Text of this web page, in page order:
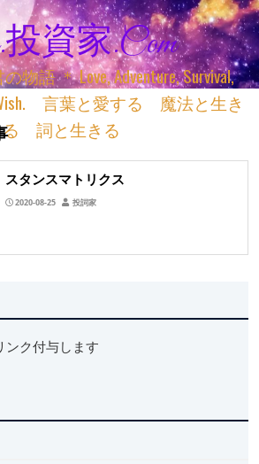
資家.com
語 ＊ Love, Adventure, Survival,
Wish. 言葉と愛する 魔法と生き
る 詞と生きる
スタンスマトリクス
2020-08-25 投詞家
ンク付与します